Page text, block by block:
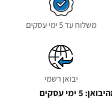
משלוח עד 5 ימי עסקים
יבואן רשמי
עסקים